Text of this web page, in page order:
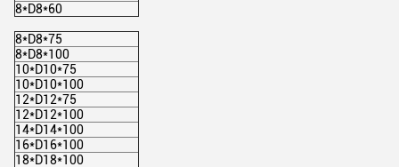
8*D8*60
8*D8*75
8*D8*100
10*D10*75
10*D10*100
12*D12*75
12*D12*100
14*D14*100
16*D16*100
18*D18*100